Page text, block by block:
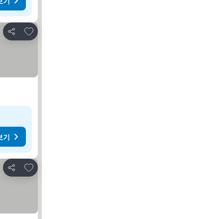
공유
즐겨찾기에 추가
기
공유
즐겨찾기에 추가